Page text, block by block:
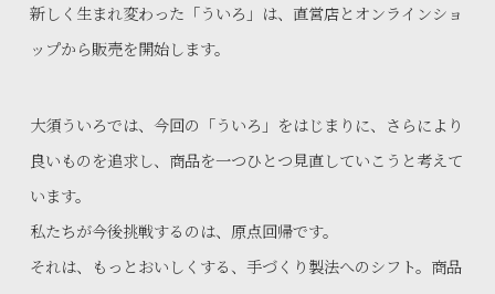
新しく生まれ変わった「ういろ」は、直営店とオンラインショ
ップから販売を開始します。
大須ういろでは、今回の「ういろ」をはじまりに、さらにより
良いものを追求し、商品を一つひとつ見直していこうと考えて
います。
私たちが今後挑戦するのは、原点回帰です。
それは、もっとおいしくする、手づくり製法へのシフト。商品